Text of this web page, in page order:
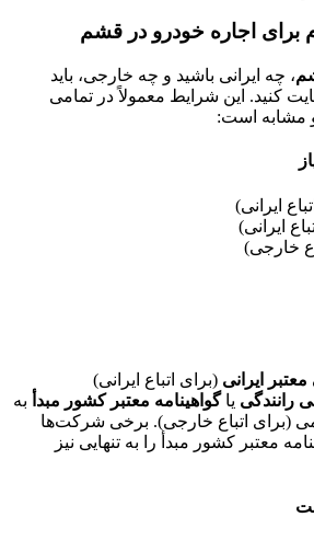
برای اجاره خودرو در قشم
، چه ایرانی باشید و چه خارجی، باید
کنید. این شرایط معمولاً در تمامی
مشابه است:
ایرانی)
ایرانی)
خارجی)
ایرانی (برای اتباع ایرانی)
رانندگی یاگواهینامه معتبر کشور مبدأ به
(برای اتباع خارجی). برخی شرکت‌ها
معتبر کشور مبدأ را به تنهایی نیز